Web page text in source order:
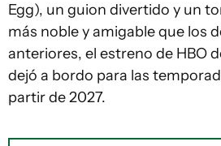
Egg), un guion divertido y un
más noble y amigable que los
anteriores, el estreno de HBO
dejó a bordo para las
partir de 2027.